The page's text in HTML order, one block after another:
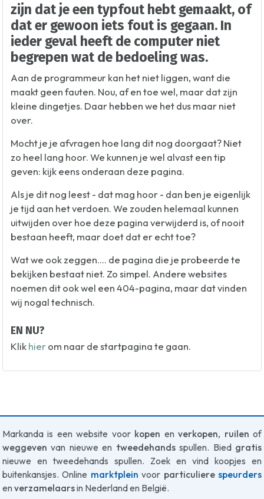
zijn dat je een typfout hebt gemaakt, of
dat er gewoon iets fout is gegaan. In
ieder geval heeft de computer niet
begrepen wat de bedoeling was.
Aan de programmeur kan het niet liggen, want die
maakt geen fauten. Nou, af en toe wel, maar dat zijn
kleine dingetjes. Daar hebben we het dus maar niet
over.
Mocht je je afvragen hoe lang dit nog doorgaat? Niet
zo heel lang hoor. We kunnen je wel alvast een tip
geven: kijk eens onderaan deze pagina.
Als je dit nog leest - dat mag hoor - dan ben je eigenlijk
je tijd aan het verdoen. We zouden helemaal kunnen
uitwijden over hoe deze pagina verwijderd is, of nooit
bestaan heeft, maar doet dat er echt toe?
Wat we ook zeggen.... de pagina die je probeerde te
bekijken bestaat niet. Zo simpel. Andere websites
noemen dit ook wel een 404-pagina, maar dat vinden
wij nogal technisch.
EN NU?
Klik hier om naar de startpagina te gaan.
Markanda is een website voor kopen enverkopen, ruilen of
weggeven van nieuwe en tweedehandsspullen. Bied gratis
nieuwe en tweedehands spullen. Zoek en vind koopjes en
buitenkansjes. Online marktplein voor particulierespeurders
en verzamelaarsin Nederland en België.